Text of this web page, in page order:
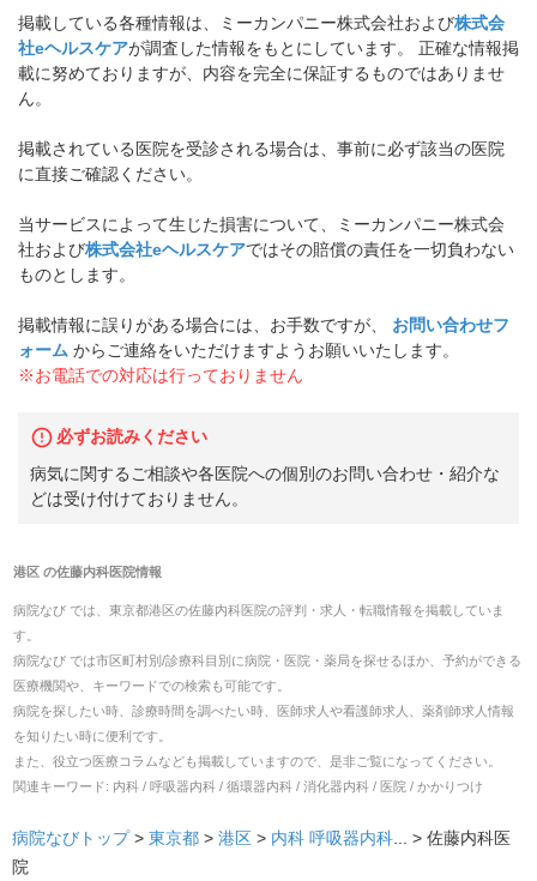
掲載している各種情報は、ミーカンパニー株式会社および株式会
社eヘルスケアが調査した情報をもとにしています。 正確な情報掲
載に努めておりますが、内容を完全に保証するものではありませ
ん。
掲載されている医院を受診される場合は、事前に必ず該当の医院
に直接ご確認ください。
当サービスによって生じた損害について、ミーカンパニー株式会
社および株式会社eヘルスケアではその賠償の責任を一切負わない
ものとします。
掲載情報に誤りがある場合には、お手数ですが、
お問い合わせフ
ォーム からご連絡をいただけますようお願いいたします。
※お電話での対応は行っておりません
必ずお読みください
病気に関するご相談や各医院への個別のお問い合わせ・紹介な
どは受け付けておりません。
港区 の佐藤内科医院情報
病院なび では、 東京都港区の佐藤内科医院の評判・求人・転職情報を掲載していま
す。
病院なび では市区町村別/診療科目別に病院・医院・薬局を探せるほか、予約ができる
医療機関や、キーワードでの検索も可能です。
病院を探したい時、診療時間を調べたい時、医師求人や看護師求人、薬剤師求人情報
を知りたい時に便利です。
また、役立つ医療コラムなども掲載していますので、是非ご覧になってください。
関連キーワード: 内科 / 呼吸器内科 / 循環器内科 / 消化器内科 / 医院 / かかりつけ
病院なびトップ > 東京都 > 港区 > 内科 呼吸器内科 ... > 佐藤内科医
院